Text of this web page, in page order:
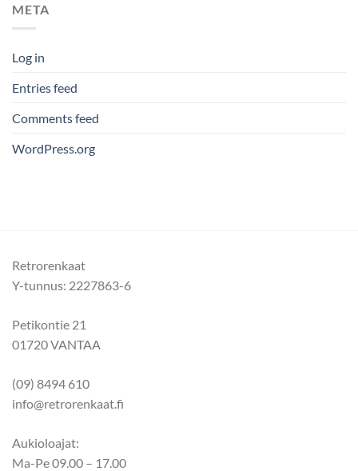
META
Log in
Entries feed
Comments feed
WordPress.org
Retrorenkaat
Y-tunnus: 2227863-6
Petikontie 21
01720 VANTAA
(09) 8494 610
info@retrorenkaat.fi
Aukioloajat:
Ma-Pe 09.00 – 17.00